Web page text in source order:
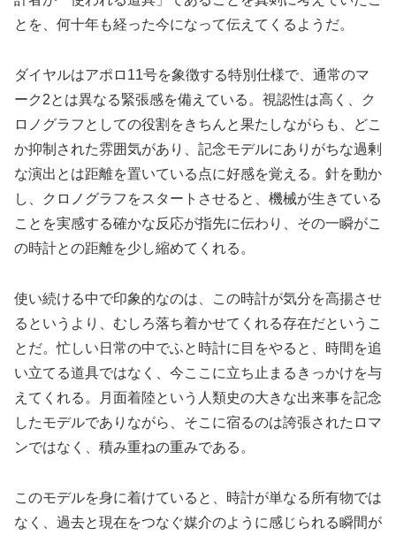
とを、何十年も経った今になって伝えてくるようだ。
ダイヤルはアポロ11号を象徴する特別仕様で、通常のマ
ーク2とは異なる緊張感を備えている。視認性は高く、ク
ロノグラフとしての役割をきちんと果たしながらも、どこ
か抑制された雰囲気があり、記念モデルにありがちな過剰
な演出とは距離を置いている点に好感を覚える。針を動か
し、クロノグラフをスタートさせると、機械が生きている
ことを実感する確かな反応が指先に伝わり、その一瞬がこ
の時計との距離を少し縮めてくれる。
使い続ける中で印象的なのは、この時計が気分を高揚させ
るというより、むしろ落ち着かせてくれる存在だというこ
とだ。忙しい日常の中でふと時計に目をやると、時間を追
い立てる道具ではなく、今ここに立ち止まるきっかけを与
えてくれる。月面着陸という人類史の大きな出来事を記念
したモデルでありながら、そこに宿るのは誇張されたロマ
ンではなく、積み重ねの重みである。
このモデルを身に着けていると、時計が単なる所有物では
なく、過去と現在をつなぐ媒介のように感じられる瞬間が